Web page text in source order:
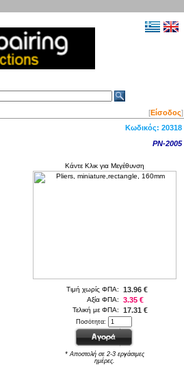
[Είσοδος]
Κωδικός: 20318
PN-2005
Κάντε Κλικ για Μεγέθυνση
Τιμή χωρίς ΦΠΑ: 13.96 €
Αξία ΦΠΑ: 3.35 €
Τελική με ΦΠΑ: 17.31 €
Ποσότητα:
* Αποστολή σε 2-3 εργάσιμες
ημέρες.